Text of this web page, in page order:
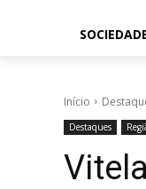
Início
Destaques